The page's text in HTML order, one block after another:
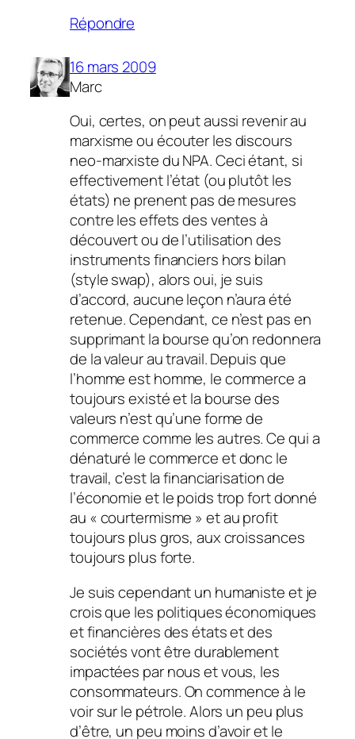
Répondre
16 mars 2009
Marc
Oui, certes, on peut aussi revenir au
marxisme ou écouter les discours
neo-marxiste du NPA. Ceci étant, si
effectivement l’état (ou plutôt les
états) ne prenent pas de mesures
contre les effets des ventes à
découvert ou de l’utilisation des
instruments financiers hors bilan
(style swap), alors oui, je suis
d’accord, aucune leçon n’aura été
retenue. Cependant, ce n’est pas en
supprimant la bourse qu’on redonnera
de la valeur au travail. Depuis que
l’homme est homme, le commerce a
toujours existé et la bourse des
valeurs n’est qu’une forme de
commerce comme les autres. Ce qui a
dénaturé le commerce et donc le
travail, c’est la financiarisation de
l’économie et le poids trop fort donné
au « courtermisme » et au profit
toujours plus gros, aux croissances
toujours plus forte.
Je suis cependant un humaniste et je
crois que les politiques économiques
et financières des états et des
sociétés vont être durablement
impactées par nous et vous, les
consommateurs. On commence à le
voir sur le pétrole. Alors un peu plus
d’être, un peu moins d’avoir et le